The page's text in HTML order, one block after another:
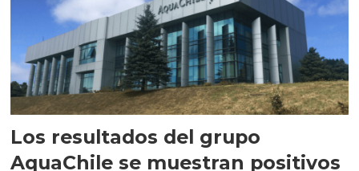
Los resultados del grupo
AquaChile se muestran positivos